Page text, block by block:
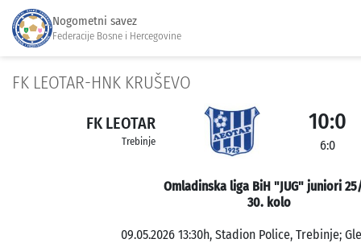
Nogometni savez
Federacije Bosne i Hercegovine
FK LEOTAR-HNK KRUŠEVO
FK LEOTAR
Trebinje
10:0
6:0
Omladinska liga BiH "JUG" juniori
30. kolo
09.05.2026 13:30h, Stadion Police, Trebinje;